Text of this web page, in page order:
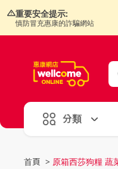
重要安全提示:
慎防冒充惠康的詐騙網站
分類
首頁 > 原箱西莎狗糧 蔬